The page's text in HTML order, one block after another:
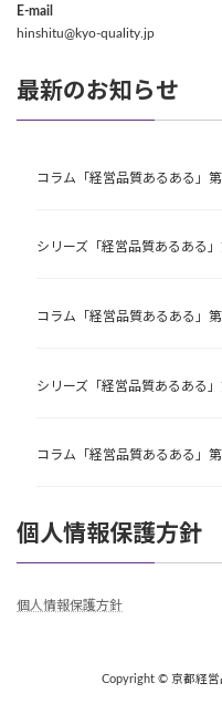
E-mail
hinshitu@kyo-quality.jp
最新のお知らせ
コラム「経営品質あるある」
シリーズ「経営品質あるある
コラム「経営品質あるある」
シリーズ「経営品質あるある
コラム「経営品質あるある」
個人情報保護方針
個人情報保護方針
Copyright © 京都経営